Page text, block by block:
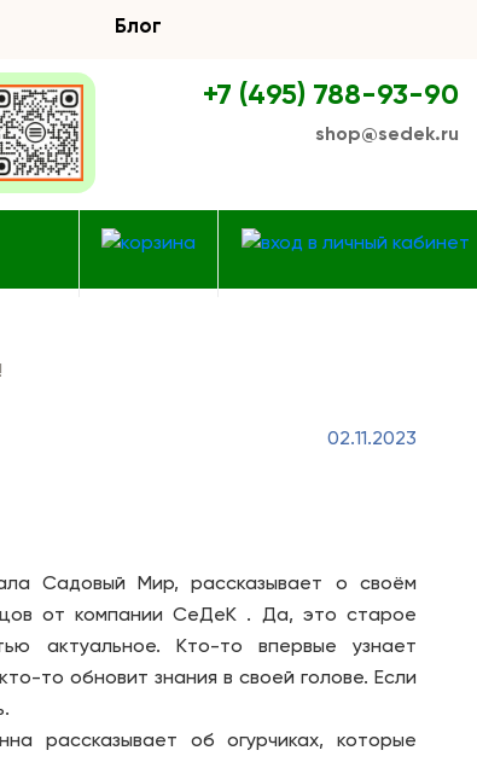
Блог
+7 (495) 788-93-90
shop@sedek.ru
02.11.2023
Садовый Мир, рассказывает о своём
от компании СеДеК . Да, это старое
актуальное. Кто-то впервые узнает
то обновит знания в своей голове. Если
рассказывает об огурчиках, которые